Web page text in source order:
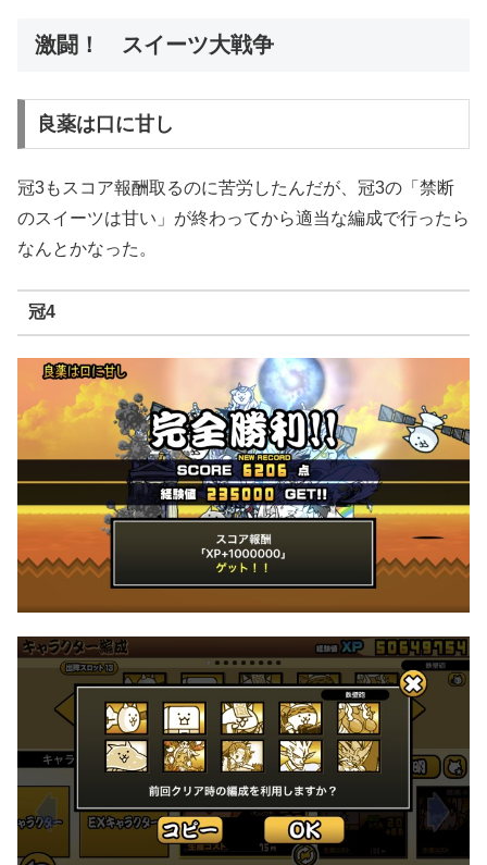
激闘！ スイーツ大戦争
良薬は口に甘し
冠3もスコア報酬取るのに苦労したんだが、冠3の「禁断
のスイーツは甘い」が終わってから適当な編成で行ったら
なんとかなった。
冠4